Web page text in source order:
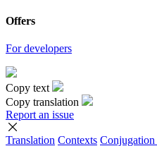
Offers
For developers
Copy text
Copy translation
Report an issue
Translation Contexts Conjugation